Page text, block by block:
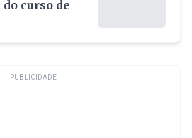
curso de
PUBLICIDADE